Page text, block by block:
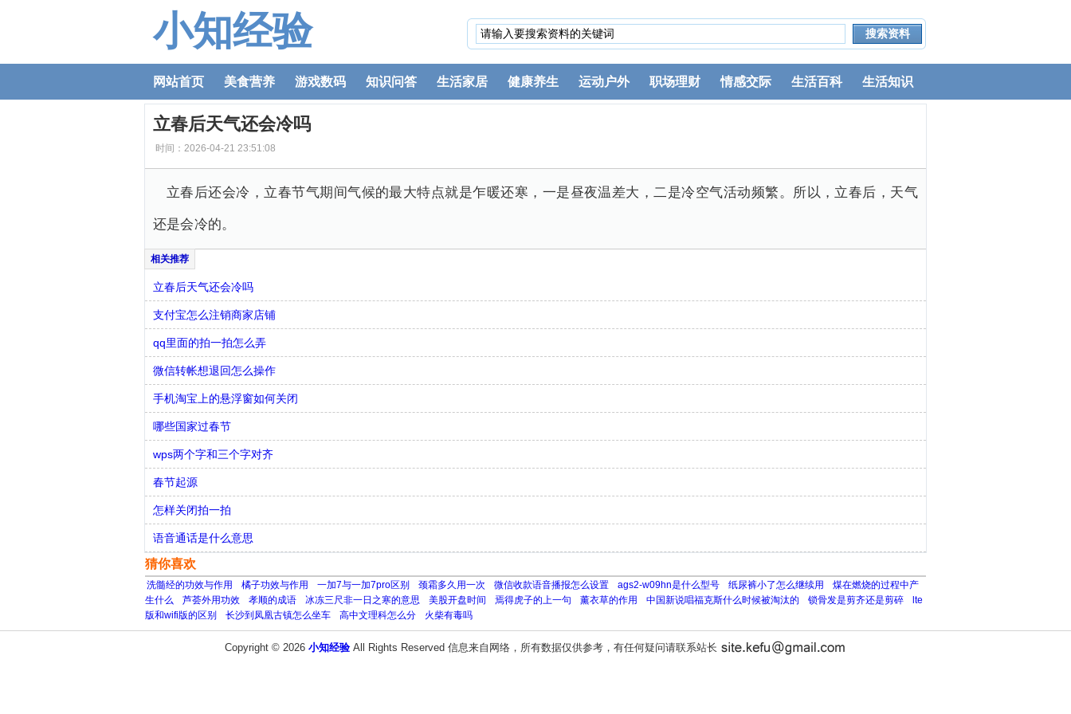
小知经验
网站首页 美食营养 游戏数码 知识问答 生活家居 健康养生 运动户外 职场理财 情感交际 生活百科 生活知识
立春后天气还会冷吗
时间：2026-04-21 23:51:08
立春后还会冷，立春节气期间气候的最大特点就是乍暖还寒，一是昼夜温差大，二是冷空气活动频繁。所以，立春后，天气
还是会冷的。
立春后天气还会冷吗
支付宝怎么注销商家店铺
qq里面的拍一拍怎么弄
微信转帐想退回怎么操作
手机淘宝上的悬浮窗如何关闭
哪些国家过春节
wps两个字和三个字对齐
春节起源
怎样关闭拍一拍
语音通话是什么意思
猜你喜欢
洗髓经的功效与作用 橘子功效与作用 一加7与一加7pro区别 颈霜多久用一次 微信收款语音播报怎么设置 ags2-w09hn是什么型号 纸尿裤小了怎么继续用
煤在燃烧的过程中产
生什么
芦荟外用功效 孝顺的成语 冰冻三尺非一日之寒的意思 美股开盘时间 焉得虎子的上一句 薰衣草的作用 中国新说唱福克斯什么时候被淘汰的 锁骨发是剪齐还是剪碎
lte
版和wifi版的区别
长沙到凤凰古镇怎么坐车 高中文理科怎么分 火柴有毒吗
Copyright © 2026 小知经验All Rights Reserved 信息来自网络，所有数据仅供参考，有任何疑问请联系站长